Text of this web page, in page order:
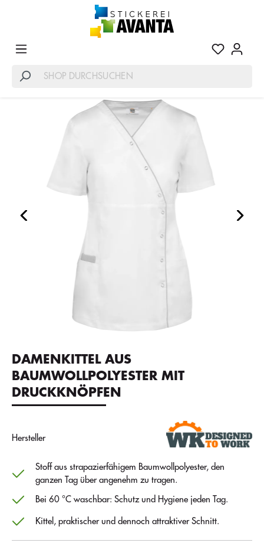
DAMENKITTEL AUS
BAUMWOLLPOLYESTER MIT
DRUCKKNÖPFEN
Hersteller
Stoff aus strapazierfähigem Baumwollpolyester, den
ganzen Tag über angenehm zu tragen.
Bei 60 °C waschbar: Schutz und Hygiene jeden Tag.
Kittel, praktischer und dennoch attraktiver Schnitt.